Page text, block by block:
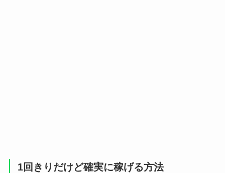
1回きりだけど確実に稼げる方法